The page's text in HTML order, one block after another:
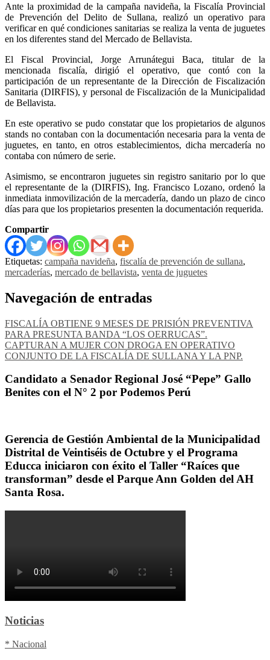
Ante la proximidad de la campaña navideña, la Fiscalía Provincial
de Prevención del Delito de Sullana, realizó un operativo para
verificar en qué condiciones sanitarias se realiza la venta de juguetes
en los diferentes stand del Mercado de Bellavista.
El Fiscal Provincial, Jorge Arrunátegui Baca, titular de la
mencionada fiscalía, dirigió el operativo, que contó con la
participación de un representante de la Dirección de Fiscalización
Sanitaria (DIRFIS), y personal de Fiscalización de la Municipalidad
de Bellavista.
En este operativo se pudo constatar que los propietarios de algunos
stands no contaban con la documentación necesaria para la venta de
juguetes, en tanto, en otros establecimientos, dicha mercadería no
contaba con número de serie.
Asimismo, se encontraron juguetes sin registro sanitario por lo que
el representante de la (DIRFIS), Ing. Francisco Lozano, ordenó la
inmediata inmovilización de la mercadería, dando un plazo de cinco
días para que los propietarios presenten la documentación requerida.
Compartir
Etiquetas: campaña navideña, fiscalía de prevención de sullana,
mercaderías, mercado de bellavista, venta de juguetes
Navegación de entradas
FISCALÍA OBTIENE 9 MESES DE PRISIÓN PREVENTIVA
PARA PRESUNTA BANDA “LOS OERRUCAS”.
CAPTURAN A MUJER CON DROGA EN OPERATIVO
CONJUNTO DE LA FISCALÍA DE SULLANA Y LA PNP.
Candidato a Senador Regional José “Pepe” Gallo
Benites con el N° 2 por Podemos Perú
Gerencia de Gestión Ambiental de la Municipalidad
Distrital de Veintiséis de Octubre y el Programa
Educca iniciaron con éxito el Taller “Raíces que
transforman” desde el Parque Ann Golden del AH
Santa Rosa.
Noticias
* Nacional